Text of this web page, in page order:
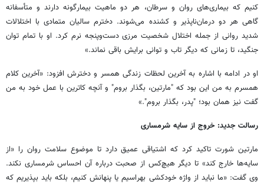
کنیم که بیماری‌های روان و سرطان، هر دو ماهیت بیمارگونه دارند و متأسفانه
گاهی هر دو درمان‌ناپذیر و کشنده می‌شوند. دخترم سالیان متمادی با اختلالات
شدید روانی از جمله اختلال شخصیت مرزی دست‌وپنجه نرم کرد. او با تمام توان
جنگید، تا زمانی که دیگر تاب و توانی برایش باقی نماند.»
او در ادامه با اشاره به آخرین لحظات زندگی همسر و دخترش افزود: «آخرین کلام
همسرم به من این بود که "مارتین، بگذار بروم" و آنچه کاترین با عمل خود به من
گفت نیز همان بود؛ "پدر، بگذار بروم".»
رسالت جدید: خروج از سایه شرمساری
مارتین شورت تاکید کرد که اشتیاقی عمیق دارد تا موضوع سلامت روان را «از
سایه‌ها خارج کند» تا دیگر هیچ‌کس از صحبت درباره آن احساس شرمساری نکند.
وی گفت: «ما نباید از واژه خودکشی بهراسیم یا پنهانش کنیم، بلکه باید بپذیریم که